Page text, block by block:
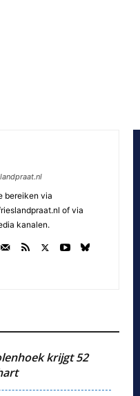
bereiken via
of via
kanalen.
krijgt 52